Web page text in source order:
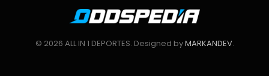
© 2026 ALL IN 1 DEPORTES. Designed byMARKANDEV.